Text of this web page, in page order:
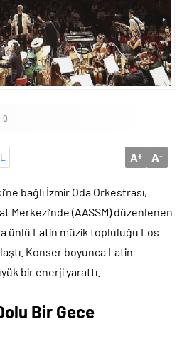
siber risklerle karşı karşıya
0
A+ A-
bağlı İzmir Oda Orkestrası,
Merkezi’nde (AASSM) düzenlenen
ünlü Latin müzik topluluğu Los
Konser boyunca Latin
bir enerji yarattı.
Bir Gece